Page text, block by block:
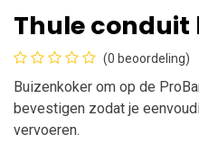
Thule conduit
(0 beoordeling)
Buizenkoker om op de
bevestigen zodat je
vervoeren.